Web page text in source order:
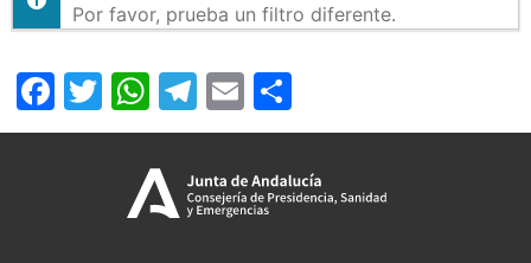
Por favor, prueba un filtro diferente.
Facebook
Twitter
WhatsApp
Telegram
Email